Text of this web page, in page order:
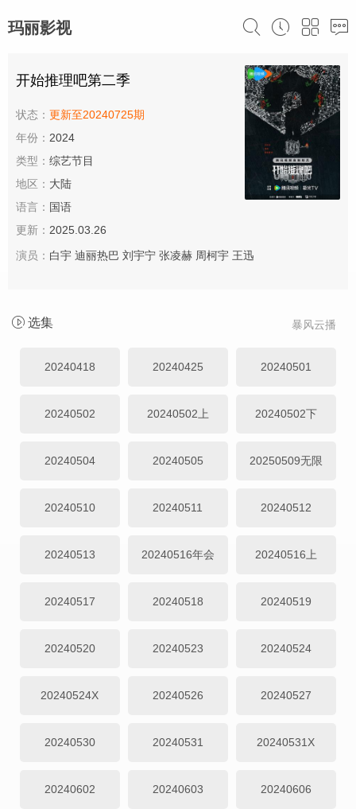
玛丽影视
开始推理吧第二季
状态： 更新至20240725期
年份： 2024
类型： 综艺节目
地区： 大陆
语言： 国语
更新： 2025.03.26
演员： 白宇 迪丽热巴 刘宇宁 张凌赫 周柯宇 王迅
暴风云播
选集
20240418 20240425 20240501
20240502 20240502上 20240502下
20240504 20240505 20250509无限
20240510 20240511 20240512
20240513 20240516年会 20240516上
20240517 20240518 20240519
20240520 20240523 20240524
20240524X 20240526 20240527
20240530 20240531 20240531X
20240602 20240603 20240606